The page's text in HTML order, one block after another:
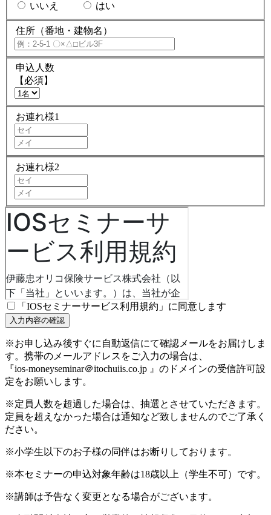
いいえ
はい
住所（番地・建物名）
申込人数
【必須】
お連れ様1
お連れ様2
「IOSセミナーサービス利用規約」に同意します
※お申し込み後すぐに自動返信にて確認メールをお届けしま
す。携帯のメールアドレスをご入力の場合は、
『ios-moneyseminar＠itochuiis.co.jp 』のドメインの受信許可設
定をお願いします。
※定員人数を超過した場合は、抽選とさせていただきます。
定員を超えなかった場合は通知など致しませんのでご了承く
ださい。
※小学生以下のお子様の同伴はお断りしております。
※本セミナーの申込対象年齢は18歳以上（学生不可）です。
※講師は予告なく変更となる場合がございます。